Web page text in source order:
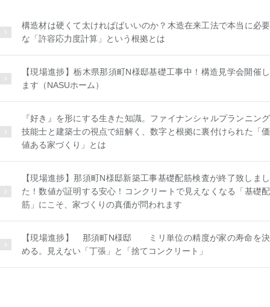
構造材は硬くて太ければばいいのか？木造在来工法で本当に必要
な「許容応力度計算」という根拠とは
【現場進捗】栃木県那須町N様邸基礎工事中！構造見学会開催し
ます（NASUホーム）
『好き』を形にする生きた知識。ファイナンシャルプランニング
技能士と建築士の視点で紐解く、数字と根拠に裏付けられた「価
値ある家づくり」とは
【現場進捗】那須町N様邸新築工事基礎配筋検査が終了致しまし
た！数値が証明する安心！コンクリートで見えなくなる「基礎配
筋」にこそ、家づくりの真価が問われます
【現場進捗】 那須町N様邸 ミリ単位の精度が家の寿命を決
める。見えない「丁張」と「捨てコンクリート」